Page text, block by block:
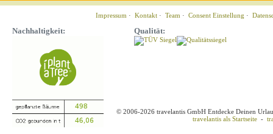
Impressum · Kontakt · Team · Consent Einstellung ·
Nachhaltigkeit: Qualität:
© 2006-2026 travelantis GmbH Entdecke Deinen
travelantis als Startseite -